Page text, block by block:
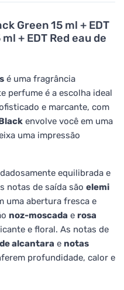
Green 15 ml + EDT
+ EDT Red eau de
é uma fragrância
perfume é a escolha ideal
e marcante, com
envolve você em uma
uma impressão
equilibrada e
notas de saída são elemi
uma abertura fresca e
noz-moscada e rosa
e floral. As notas de
alcantara e notas
profundidade, calor e